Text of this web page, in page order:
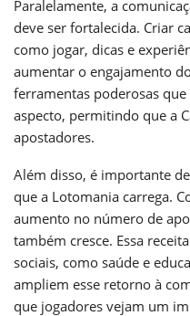
Paralelamente, a
deve ser fortalecida. Criar
como jogar, dicas e
aumentar o engajamento
ferramentas poderosas
aspecto, permitindo que a
apostadores.
Além disso, é importante
que a Lotomania carrega.
aumento no número de
também cresce. Essa
sociais, como saúde e
ampliem esse retorno à
que jogadores vejam um